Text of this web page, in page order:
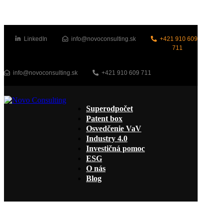
LinkedIn info@novoconsulting.sk
+421 910 609
711
info@novoconsulting.sk +421 910 609 711
Superodpočet
Patent box
Osvedčenie VaV
Industry 4.0
Investičná pomoc
ESG
O nás
Blog